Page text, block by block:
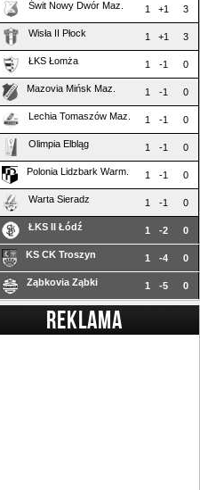
Świt Nowy Dwór Maz. 1 +1 3
Wisła II Płock 1 +1 3
ŁKS Łomża 1 -1 0
Mazovia Mińsk Maz. 1 -1 0
Lechia Tomaszów Maz. 1 -1 0
Olimpia Elbląg 1 -1 0
Polonia Lidzbark Warm. 1 -1 0
Warta Sieradz 1 -1 0
ŁKS II Łódź 1 -2 0
KS CK Troszyn 1 -4 0
Ząbkovia Ząbki 1 -5 0
REKLAMA